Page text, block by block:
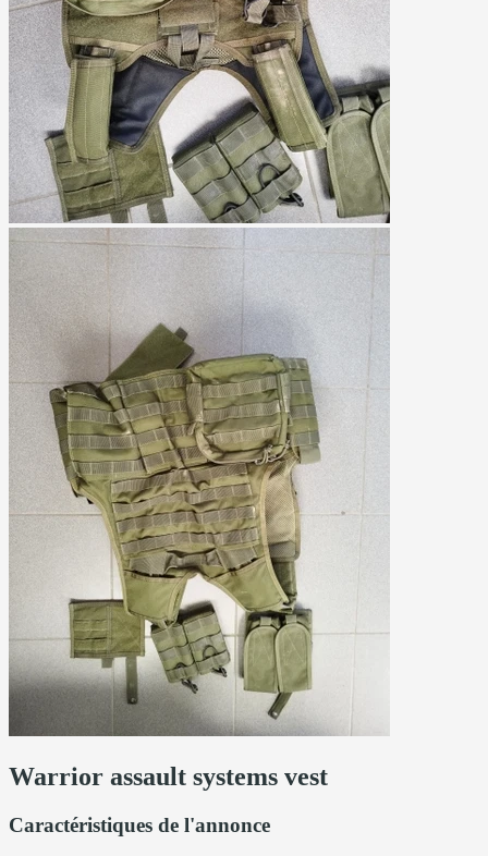
Warrior assault systems vest
Caractéristiques de l'annonce